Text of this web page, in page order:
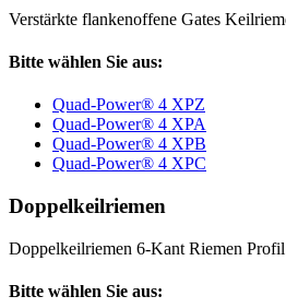
Verstärkte flankenoffene Gates
Bitte wählen Sie aus:
Quad-Power® 4 XPZ
Quad-Power® 4 XPA
Quad-Power® 4 XPB
Quad-Power® 4 XPC
Doppelkeilriemen
Doppelkeilriemen 6-Kant Riemen
Bitte wählen Sie aus: